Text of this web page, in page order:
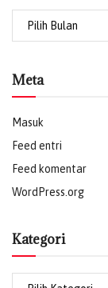
Meta
Masuk
Feed entri
Feed komentar
WordPress.org
Kategori